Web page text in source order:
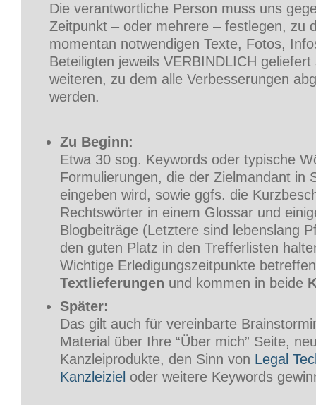
Die verantwortliche Person muss uns
Zeitpunkt – oder mehrere – festlegen, zu
momentan notwendigen Texte, Fotos,
Beteiligten jeweils VERBINDLICH geliefert
weiteren, zu dem alle Verbesserungen
werden.
Zu Beginn:
Etwa 30 sog. Keywords oder typische
Formulierungen, die der Zielmandant in
eingeben wird, sowie ggfs. die
Rechtswörter in einem Glossar und
Blogbeiträge (Letztere sind lebenslang
den guten Platz in den Trefferlisten
Wichtige Erledigungszeitpunkte
Textlieferungen und kommen in beide
Später:
Das gilt auch für vereinbarte
Material über Ihre “Über mich” Seite,
Kanzleiprodukte, den Sinn von Legal
Kanzleiziel oder weitere Keywords